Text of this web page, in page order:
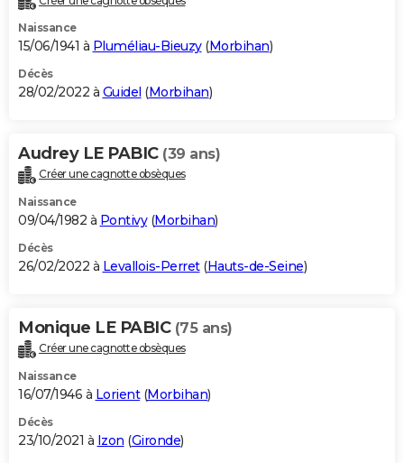
Naissance
15/06/1941 à Pluméliau-Bieuzy(Morbihan)
Décès
28/02/2022 à Guidel (Morbihan)
Audrey LE PABIC (39 ans)
Créer une cagnotte obsèques
Naissance
09/04/1982 à Pontivy(Morbihan)
Décès
26/02/2022 à Levallois-Perret(Hauts-de-Seine)
Monique LE PABIC (75 ans)
Créer une cagnotte obsèques
Naissance
16/07/1946 à Lorient(Morbihan)
Décès
23/10/2021 à Izon (Gironde)